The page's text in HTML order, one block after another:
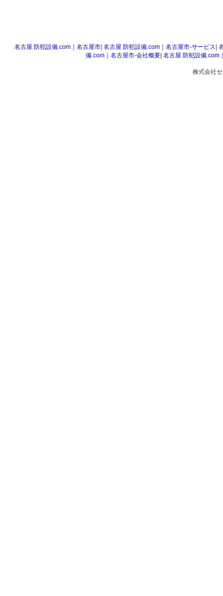
名古屋 防犯設備.com｜名古屋市| 名古屋 防犯設備.com｜名古屋市‐サービス
備.com｜名古屋市‐会社概要 名古屋 防犯設備.com
株式会社